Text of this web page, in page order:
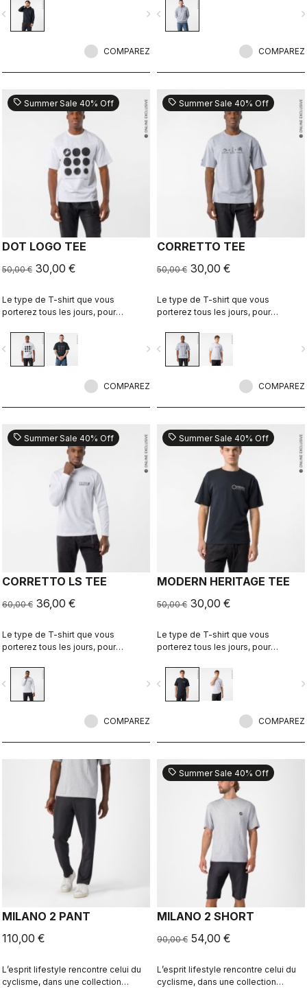
navigate_next
COMPAREZ
navigate_before
COMPAREZ
sell Summer Sale 40% Off
DOT LOGO TEE
50,00 € 30,00 €
Le type de T-shirt que vous
porterez tous les jours, pour
même lorsque vous mettez le pied
à terre.
navigate_next
COMPAREZ
sell Summer Sale 40% Off
CORRETTO TEE
50,00 € 30,00 €
Le type de T-shirt que vous
porterez tous les jours, pour
même lorsque vous mettez le pied
à terre.
navigate_before
COMPAREZ
sell Summer Sale 40% Off
CORRETTO LS TEE
60,00 € 36,00 €
Le type de T-shirt que vous
porterez tous les jours, pour
même lorsque vous mettez le pied
à terre.
navigate_next
COMPAREZ
sell Summer Sale 40% Off
MODERN HERITAGE TEE
50,00 € 30,00 €
Le type de T-shirt que vous
porterez tous les jours, pour
même lorsque vous mettez le pied
à terre.
navigate_before
COMPAREZ
MILANO 2 PANT
110,00 €
L’esprit lifestyle rencontre celui du
cyclisme, dans une collection
sell Summer Sale 40% Off
MILANO 2 SHORT
90,00 € 54,00 €
L’esprit lifestyle rencontre celui du
cyclisme, dans une collection